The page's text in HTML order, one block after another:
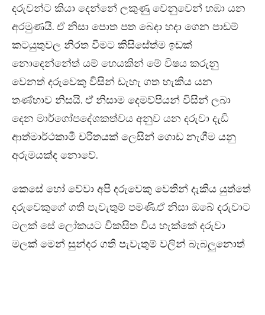
දරුවන්ට කියා දෙන්නේ ලකුණු වෙනුවෙන් හඹා යන
අරමුණයි. ඒ නිසා පොත පත බෙදා හදා ගෙන පාඩම්
කටයුතුවල නිරත වීමට කිසිසේත්ම ඉඩක්
නොදෙන්නේත් යම් හෙයකින් මේ විෂය කරුනු
වෙනත් දරුවෙකු විසින් ඩැහැ ගත හැකිය යන
තණ්හාව නිසයි. ඒ නිසාම දෙමව්පියන් විසින් ලබා
දෙන මාර්ගෝපදේශකත්වය අනුව යන දරුවා දැඩි
ආත්මාර්ථකාමී චරිතයක් ලෙසින් ගොඩ නැගීම යනු
අරුමයක්ද නොවේ.
කෙසේ හෝ වේවා අපි දරුවෙකු වෙතින් දැකිය යුත්තේ
දරුවෙකුගේ ගති පැවැතුම් පමණි.ඒ නිසා ඔබේ දරුවාට
මලක් සේ ලෝකයට විකසිත විය හැක්කේ දරුවා
මලක් මෙන් සුන්දර ගති පැවැතුම් වලින් බැබලුනොත්